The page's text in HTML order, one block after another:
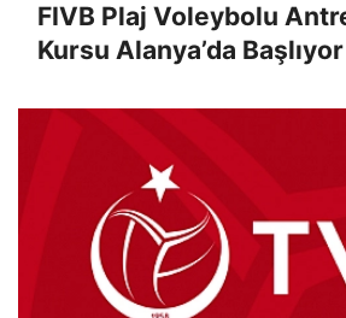
FIVB Plaj Voleybolu
Kursu Alanya’da Başlıyor